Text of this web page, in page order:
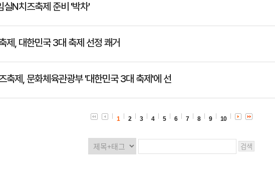
실N치즈축제 준비 '박차'
제, 대한민국 3대 축제 선정 쾌거
축제, 문화체육관광부 '대한민국 3대 축제'에 선
1 2 3 4 5 6 7 8 9 10